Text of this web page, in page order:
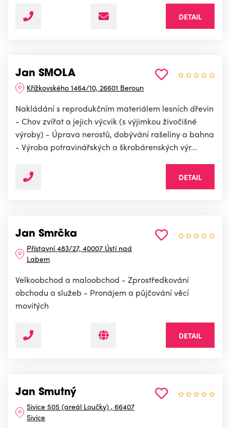
DETAIL
Jan SMOLA
Křížkovského 1464/10, 26601 Beroun
Nakládání s reprodukčním materiálem lesních dřevin
- Chov zvířat a jejich výcvik (s výjimkou živočišné
výroby) - Úprava nerostů, dobývání rašeliny a bahna
- Výroba potravinářských a škrobárenských výr...
DETAIL
Jan Smrčka
Přístavní 483/27, 40007 Ústí nad
Labem
Velkoobchod a maloobchod - Zprostředkování
obchodu a služeb - Pronájem a půjčování věcí
movitých
DETAIL
Jan Smutný
Sivice 505 (areál Loučky) , 66407
Sivice